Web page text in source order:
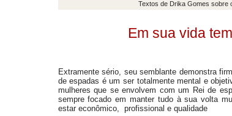
Textos de Drika Gomes sobre
Em sua vida
Extramente sério, seu semblante demonstra
de espadas é um ser totalmente mental e
mulheres que se envolvem com um Rei de
sempre focado em manter tudo à sua volta
estar econômico, profissional e qualidade